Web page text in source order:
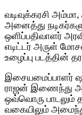
வடிவுக்கரசி
அனைத்து
ஒளிப்பதிவாளர்
எடிட்டர் அருள்
உழைப்பு படத்தின்
இசையமைப்பாளர்
ராஜன் இணைந்து
ஒவ்வொரு பாடலும்
வகையிலும்